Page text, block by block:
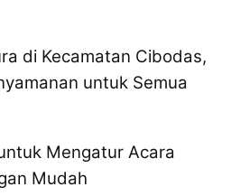
di Kecamatan Cibodas,
untuk Semua
Mengatur Acara
Mudah